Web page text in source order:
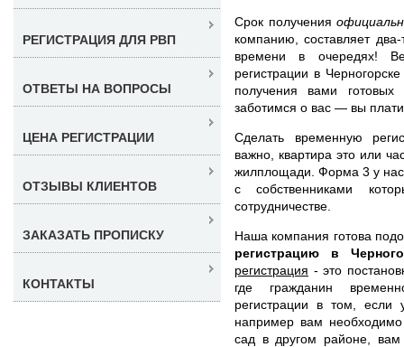
Срок получения
компанию, составляет
времени в очередях!
регистрации в
получения вами готовых
заботимся о вас — вы
Сделать временную
важно, квартира это или
жилплощади. Форма 3 у
с собственниками
сотрудничестве.
Наша компания готова
регистрацию в
регистрация - это
где гражданин
регистрации в том,
например вам
сад в другом районе, вам
РЕГИСТРАЦИЯ ДЛЯ РВП
ОТВЕТЫ НА ВОПРОСЫ
ЦЕНА РЕГИСТРАЦИИ
ОТЗЫВЫ КЛИЕНТОВ
ЗАКАЗАТЬ ПРОПИСКУ
КОНТАКТЫ